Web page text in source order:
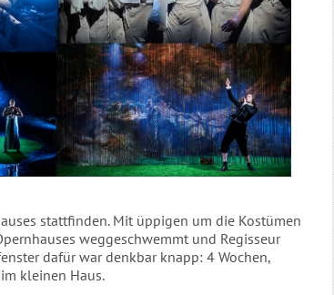
stattfinden. Mit üppigen um die Kostümen
weggeschwemmt und Regisseur
dafür war denkbar knapp: 4 Wochen,
kleinen Haus.